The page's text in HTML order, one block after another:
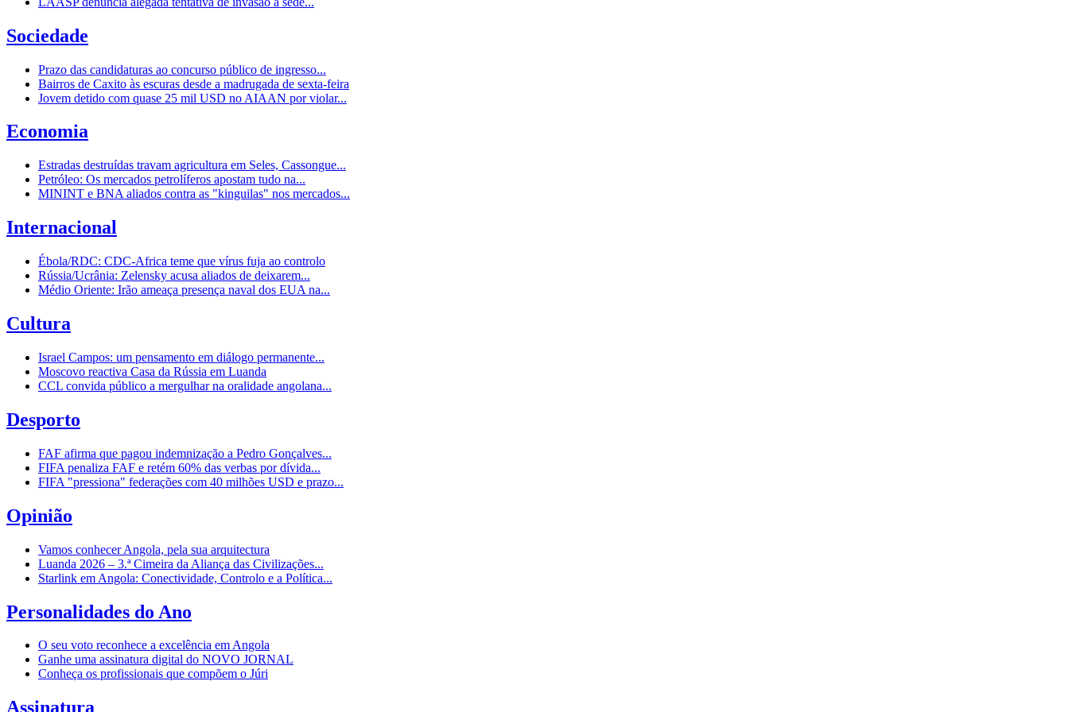
Sociedade
Prazo das candidaturas ao concurso público de ingresso...
Bairros de Caxito às escuras desde a madrugada de sexta-feira
Jovem detido com quase 25 mil USD no AIAAN por violar...
Economia
Estradas destruídas travam agricultura em Seles, Cassongue...
Petróleo: Os mercados petrolíferos apostam tudo na...
MININT e BNA aliados contra as "kinguilas" nos mercados...
Internacional
Ébola/RDC: CDC-Africa teme que vírus fuja ao controlo
Rússia/Ucrânia: Zelensky acusa aliados de deixarem...
Médio Oriente: Irão ameaça presença naval dos EUA na...
Cultura
Israel Campos: um pensamento em diálogo permanente...
Moscovo reactiva Casa da Rússia em Luanda
CCL convida público a mergulhar na oralidade angolana...
Desporto
FAF afirma que pagou indemnização a Pedro Gonçalves...
FIFA penaliza FAF e retém 60% das verbas por dívida...
FIFA "pressiona" federações com 40 milhões USD e prazo...
Opinião
Vamos conhecer Angola, pela sua arquitectura
Luanda 2026 – 3.ª Cimeira da Aliança das Civilizações...
Starlink em Angola: Conectividade, Controlo e a Política...
Personalidades do Ano
O seu voto reconhece a excelência em Angola
Ganhe uma assinatura digital do NOVO JORNAL
Conheça os profissionais que compõem o Júri
Assinatura